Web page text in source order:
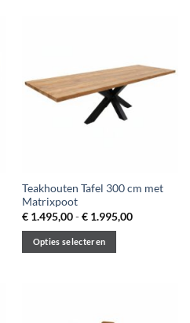
Teakhouten Tafel 300 cm met
Matrixpoot
€1.495,00 - €1.995,00Prijsklasse:
Opties selecteren